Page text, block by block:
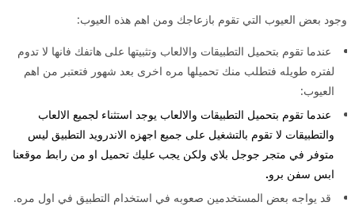
وجود بعض العيوب التي تقوم بازعاجك ومن اهم هذه العيوب:
عندما تقوم بتحميل التطبيقات والالعاب وتثبيتها على هاتفك فانها لا تدوم
لفتره طويله فتطلب منك تحميلها مره اخرى بعد شهور فتعتبر من اهم
العيوب:
عندما تقوم بتحميل التطبيقات والالعاب يوجد استثناء لجميع الالعاب
والتطبيقات لا تقوم بالتشغيل على جميع اجهزه الاندرويد التطبيق ليس
متوفر في متجر جوجل بلاي ولكن يجب عليك تحميل او من رابط موقعنا
ابس سفن برو.
قد يواجه بعض المستخدمين صعوبه في استخدام التطبيق في اول مره.